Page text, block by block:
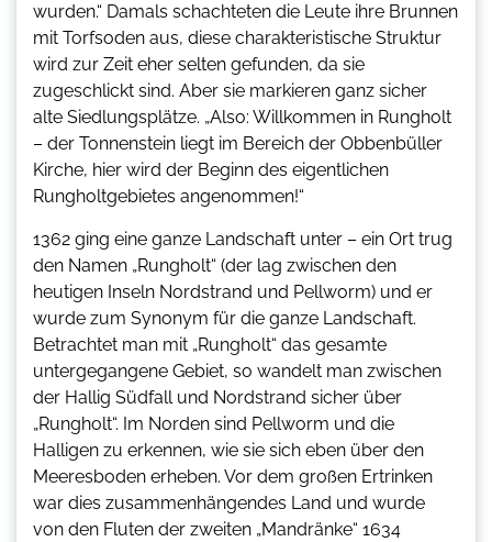
wurden.“ Damals schachteten die Leute ihre Brunnen
mit Torfsoden aus, diese charakteristische Struktur
wird zur Zeit eher selten gefunden, da sie
zugeschlickt sind. Aber sie markieren ganz sicher
alte Siedlungsplätze. „Also: Willkommen in Rungholt
– der Tonnenstein liegt im Bereich der Obbenbüller
Kirche, hier wird der Beginn des eigentlichen
Rungholtgebietes angenommen!“
1362 ging eine ganze Landschaft unter – ein Ort trug
den Namen „Rungholt“ (der lag zwischen den
heutigen Inseln Nordstrand und Pellworm) und er
wurde zum Synonym für die ganze Landschaft.
Betrachtet man mit „Rungholt“ das gesamte
untergegangene Gebiet, so wandelt man zwischen
der Hallig Südfall und Nordstrand sicher über
„Rungholt“. Im Norden sind Pellworm und die
Halligen zu erkennen, wie sie sich eben über den
Meeresboden erheben. Vor dem großen Ertrinken
war dies zusammenhängendes Land und wurde
von den Fluten der zweiten „Mandränke“ 1634